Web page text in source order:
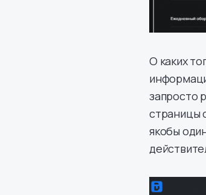
О каких
запросто
страницы
якобы